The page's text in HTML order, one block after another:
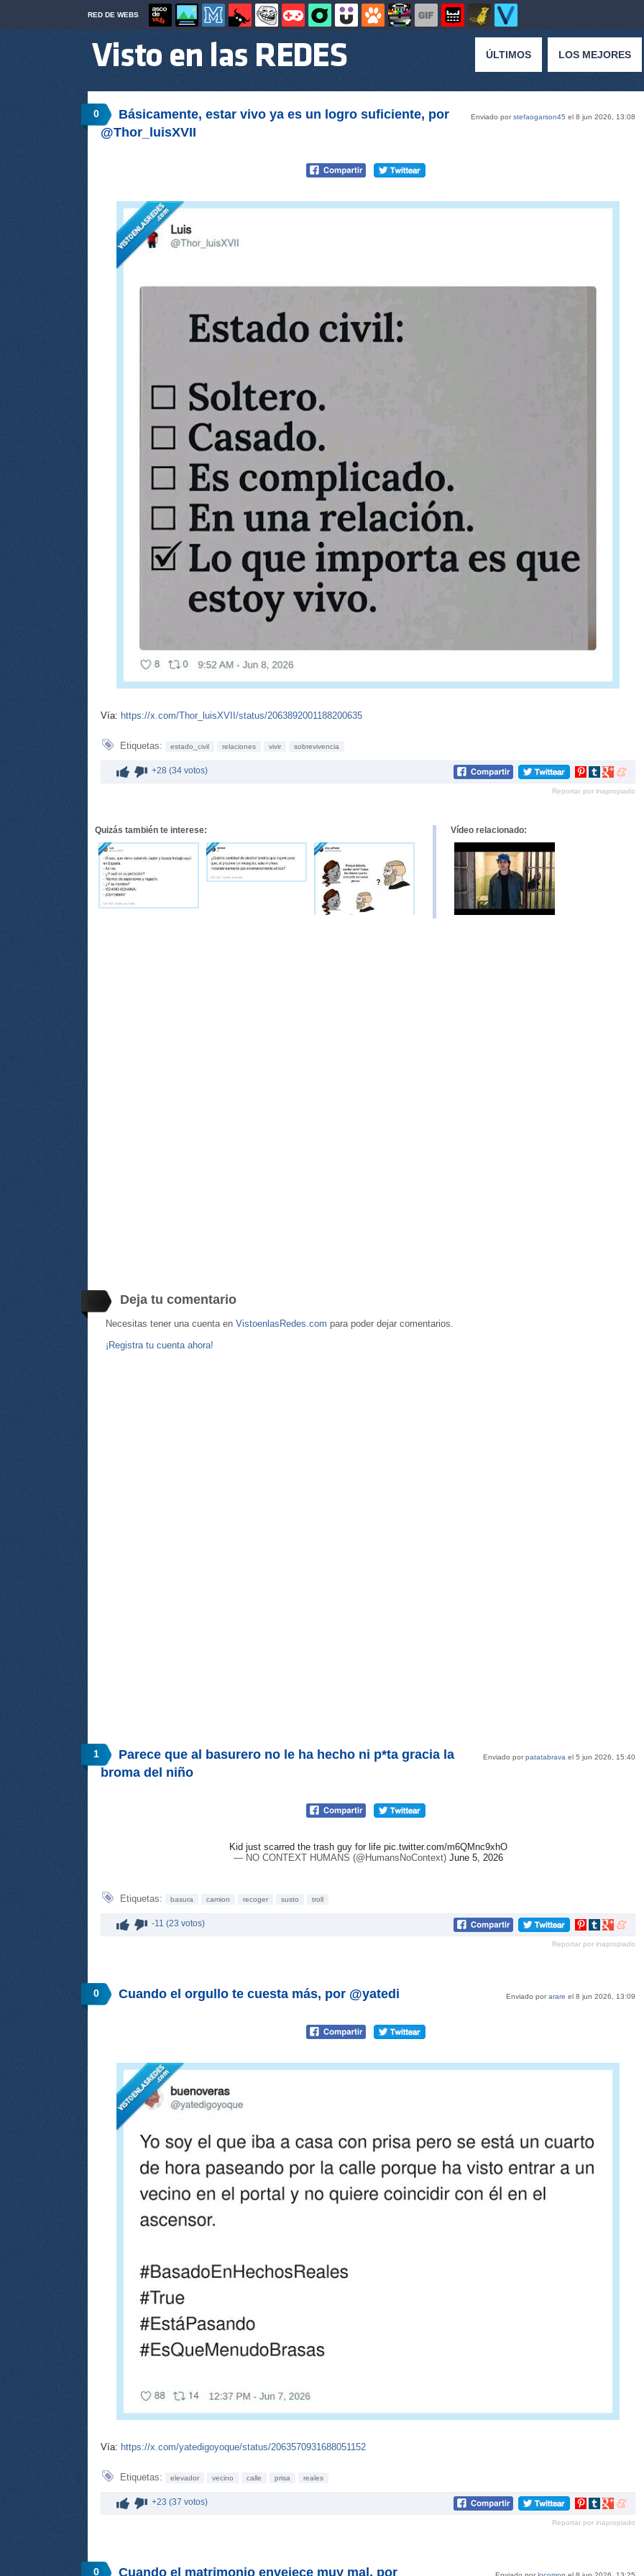
RED DE WEBS
ÚLTIMOS LOS MEJORES
0 Enviado porstefaogarson45 el 8 jun 2026, 13:08
Básicamente, estar vivo ya es un logro suficiente, por
@Thor_luisXVII
Vía: https://x.com/Thor_luisXVII/status/2063892001188200635
Etiquetas: estado_civil relaciones vivir sobrevivencia
+28 (34 votos)
Compartir
Pinterest
Compartir
tumblr
Compartir
Google+
Reportar por inapropiado
Quizás también te interese: Vídeo relacionado:
Deja tu comentario
Necesitas tener una cuenta en VistoenlasRedes.com para poder dejar comentarios.
¡Registra tu cuenta ahora!
1 Enviado porpatatabrava el 5 jun 2026, 15:40
Parece que al basurero no le ha hecho ni p*ta gracia la
broma del niño
Kid just scarred the trash guy for life pic.twitter.com/m6QMnc9xhO
— NO CONTEXT HUMANS (@HumansNoContext) June 5, 2026
Etiquetas: basura camion recoger susto troll
-11 (23 votos)
Compartir
Pinterest
Compartir
tumblr
Compartir
Google+
Reportar por inapropiado
0 Enviado porarare el 8 jun 2026, 13:09
Cuando el orgullo te cuesta más, por @yatedi
Vía: https://x.com/yatedigoyoque/status/2063570931688051152
Etiquetas: elevador vecino calle prisa reales
+23 (37 votos)
Compartir
Pinterest
Compartir
tumblr
Compartir
Google+
Reportar por inapropiado
0 Cuando el matrimonio envejece muy mal, por